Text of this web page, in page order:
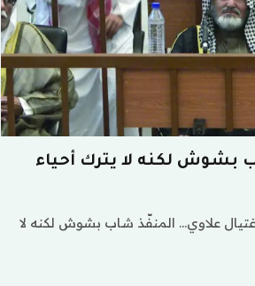
بشوش لكنه لا يترك أحياء
علاوي… المنفّذ شاب بشوش لكنه لا